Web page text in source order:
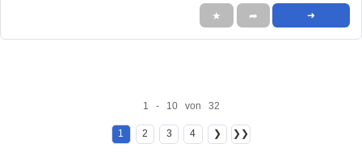
★ ➦ ➜
1 - 10 von 32
1 2 3 4 ❯ ❯❯